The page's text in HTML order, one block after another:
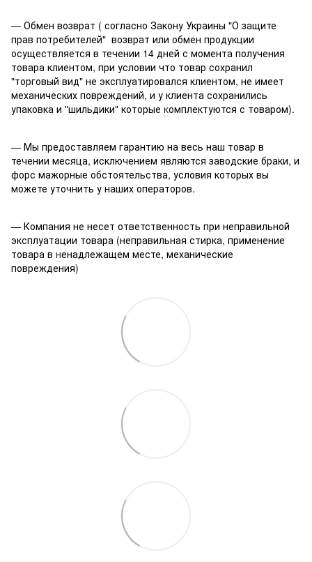
— Обмен возврат ( согласно Закону Украины "О защите
прав потребителей" возврат или обмен продукции
осуществляется в течении 14 дней с момента получения
товара клиентом, при условии что товар сохранил
"торговый вид" не эксплуатировался клиентом, не имеет
механических повреждений, и у клиента сохранились
упаковка и "шильдики" которые комплектуются с товаром).
— Мы предоставляем гарантию на весь наш товар в
течении месяца, исключением являются заводские браки, и
форс мажорные обстоятельства, условия которых вы
можете уточнить у наших операторов.
— Компания не несет ответственность при неправильной
эксплуатации товара (неправильная стирка, применение
товара в ненадлежащем месте, механические
повреждения)